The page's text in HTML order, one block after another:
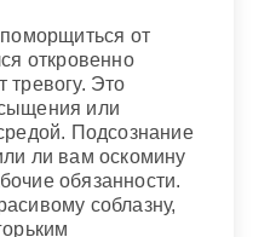
от
откровенно
тревогу. Это
или
Подсознание
ли вам оскомину
обязанности.
соблазну,